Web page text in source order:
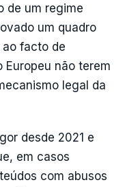
de um regime
um quadro
facto de
Europeu não terem
legal da
desde 2021 e
em casos
com abusos